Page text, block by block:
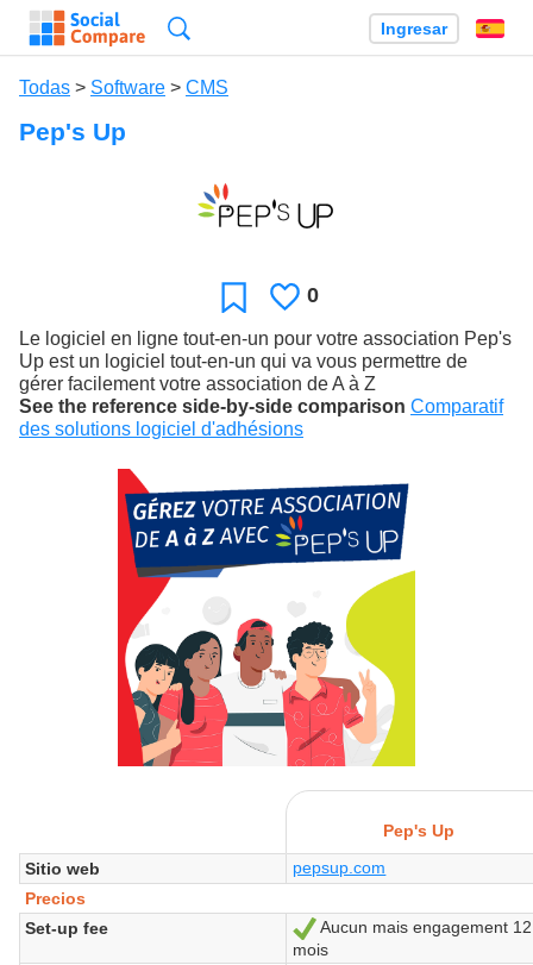
Ingresar
Todas > Software > CMS
Pep's Up
Favoritos
Le
0
Le logiciel en ligne tout-en-un pour votre association Pep's
Up est un logiciel tout-en-un qui va vous permettre de
gérer facilement votre association de A à Z
See the reference side-by-side comparison Comparatif
des solutions logiciel d'adhésions
Pep's Up
Sitio web
pepsup.com
Precios
Set-up fee
Sí
Aucun mais engagement 12
mois